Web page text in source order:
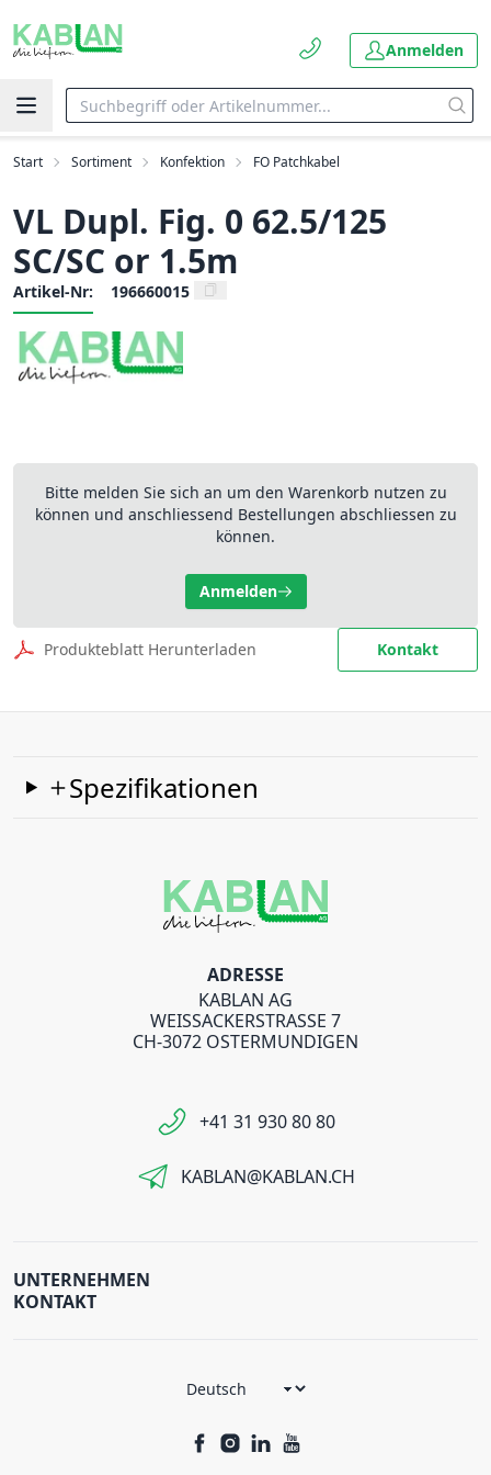
Anmelden
Start Sortiment Konfektion FO Patchkabel
VL Dupl. Fig. 0 62.5/125
SC/SC or 1.5m
Artikel-Nr: 196660015
Bitte melden Sie sich an um den Warenkorb nutzen zu
können und anschliessend Bestellungen abschliessen zu
können.
Anmelden
Produkteblatt Herunterladen Kontakt
Spezifikationen
ADRESSE
KABLAN AG
WEISSACKERSTRASSE 7
CH-3072 OSTERMUNDIGEN
+41 31 930 80 80
KABLAN@KABLAN.CH
UNTERNEHMEN
KONTAKT